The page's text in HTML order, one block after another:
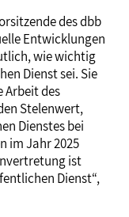
des dbb
Entwicklungen
wie wichtig
Dienst sei. Sie
Arbeit des
Stelenwert,
Dienstes bei
im Jahr 2025
ist
Dienst“,